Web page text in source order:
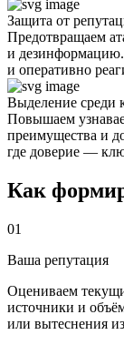
Защита от
Предотвращаем
и
и оперативно
Выделение среди
Повышаем
преимущества и
где доверие —
Как
01
Ваша репутация
Оцениваем
источники и
или вытеснения